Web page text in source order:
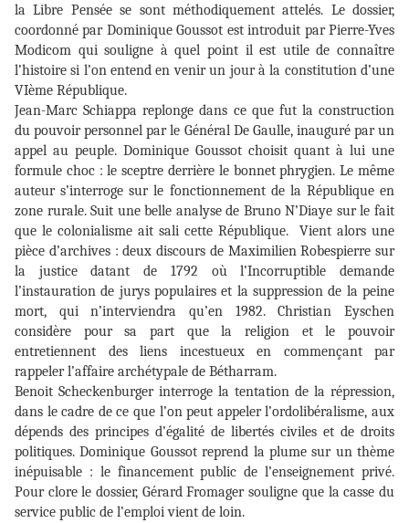
la Libre Pensée se sont méthodiquement attelés. Le dossier,
coordonné par Dominique Goussot est introduit par Pierre-Yves
Modicom qui souligne à quel point il est utile de connaître
l’histoire si l’on entend en venir un jour à la constitution d’une
VIème République.
Jean-Marc Schiappa replonge dans ce que fut la construction
du pouvoir personnel par le Général De Gaulle, inauguré par un
appel au peuple. Dominique Goussot choisit quant à lui une
formule choc : le sceptre derrière le bonnet phrygien. Le même
auteur s’interroge sur le fonctionnement de la République en
zone rurale. Suit une belle analyse de Bruno N’Diaye sur le fait
que le colonialisme ait sali cette République. Vient alors une
pièce d’archives : deux discours de Maximilien Robespierre sur
la justice datant de 1792 où l’Incorruptible demande
l’instauration de jurys populaires et la suppression de la peine
mort, qui n’interviendra qu’en 1982. Christian Eyschen
considère pour sa part que la religion et le pouvoir
entretiennent des liens incestueux en commençant par
rappeler l’affaire archétypale de Bétharram.
Benoit Scheckenburger interroge la tentation de la répression,
dans le cadre de ce que l’on peut appeler l’ordolibéralisme, aux
dépends des principes d’égalité de libertés civiles et de droits
politiques. Dominique Goussot reprend la plume sur un thème
inépuisable : le financement public de l’enseignement privé.
Pour clore le dossier, Gérard Fromager souligne que la casse du
service public de l’emploi vient de loin.